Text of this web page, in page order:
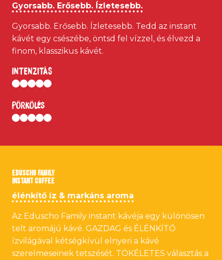
Gyorsabb. Erősebb. Ízletesebb.
Gyorsabb. Erősebb. Ízletesebb. Tedd az instant
kávét egy csészébe, öntsd fel vízzel, és élvezd a
finom, klasszikus kávét.
INTENZITÁS
Pörkölés
EDUSCHO FAMILY
INSTANT COFFEE
élénkítő íz & markáns aroma
Az Eduscho Family instant kávéja egy különösen
telt aromájú kávé. GAZDAG és ÉLÉNKÍTŐ
ízvilágával kétségkívül elnyeri a kávé
szerelmeseinek tetszését. TÖKÉLETES választás a